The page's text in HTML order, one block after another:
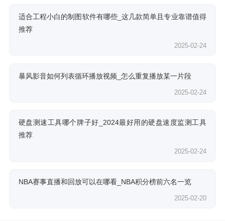
适合工程小白的制图软件有哪些_这几款简单且专业靠谱值得
推荐
2025-02-24
暴风影音如何列表循环播放视频_怎么重复播放某一片段
2025-02-24
硬盘测速工具哪个牌子好_2024最好用的硬盘速度监测工具
推荐
2025-02-24
NBA赛事直播和回放可以在哪看_NBA积分榜前六名一览
2025-02-20